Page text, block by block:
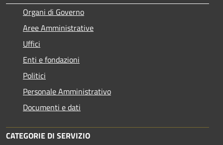
Organi di Governo
Aree Amministrative
Uffici
Enti e fondazioni
Politici
Personale Amministrativo
Documenti e dati
CATEGORIE DI SERVIZIO